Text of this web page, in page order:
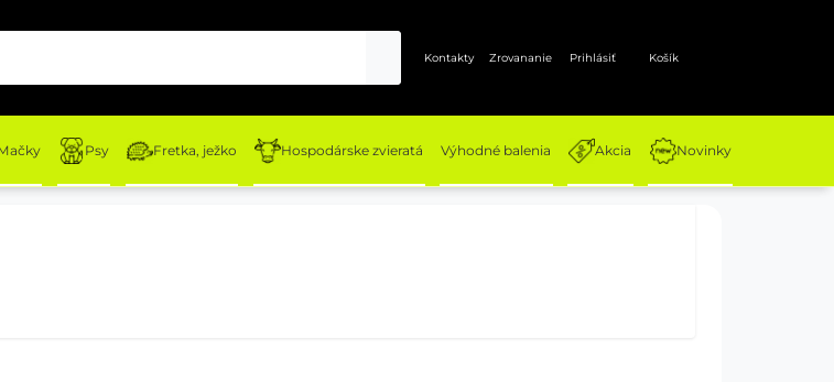
Kontakty Zrovananie Prihlásiť Košík
Psy Fretka, ježko Hospodárske zvieratá Výhodné balenia Akcia Novinky